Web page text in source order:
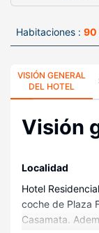
Habitaciones : 90
VISIÓN GENERAL
DEL HOTEL
Visión
Localidad
Hotel
coche de Plaza
Casamata.